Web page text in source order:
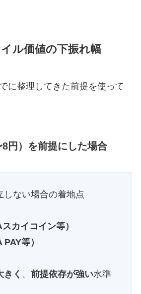
ル価値の下振れ幅
に整理してきた前提を使って
円）を前提にした場合
しない場合の着地点
カイコイン等）
等）
きく 、 前提依存が強い水準